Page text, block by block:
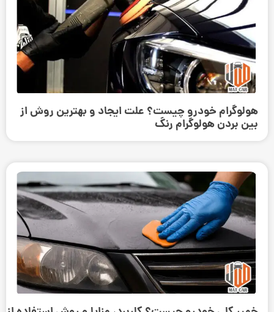
هولوگرام خودرو چیست؟ علت ایجاد و بهترین روش از
بین بردن هولوگرام رنگ